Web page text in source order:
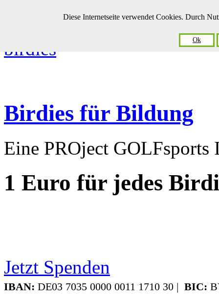
Birdies für Bildung
Eine PROject GOLFsports
1 Euro für jedes
Jetzt Spenden
IBAN: DE03 7035 0000 0011 1710 30 | BIC:
Diese Internetseite verwendet Cookies. Durch
Ok